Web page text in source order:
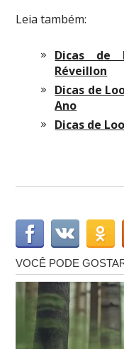
Leia também:
Dicas de
Réveillon
Dicas de
Ano
Dicas de